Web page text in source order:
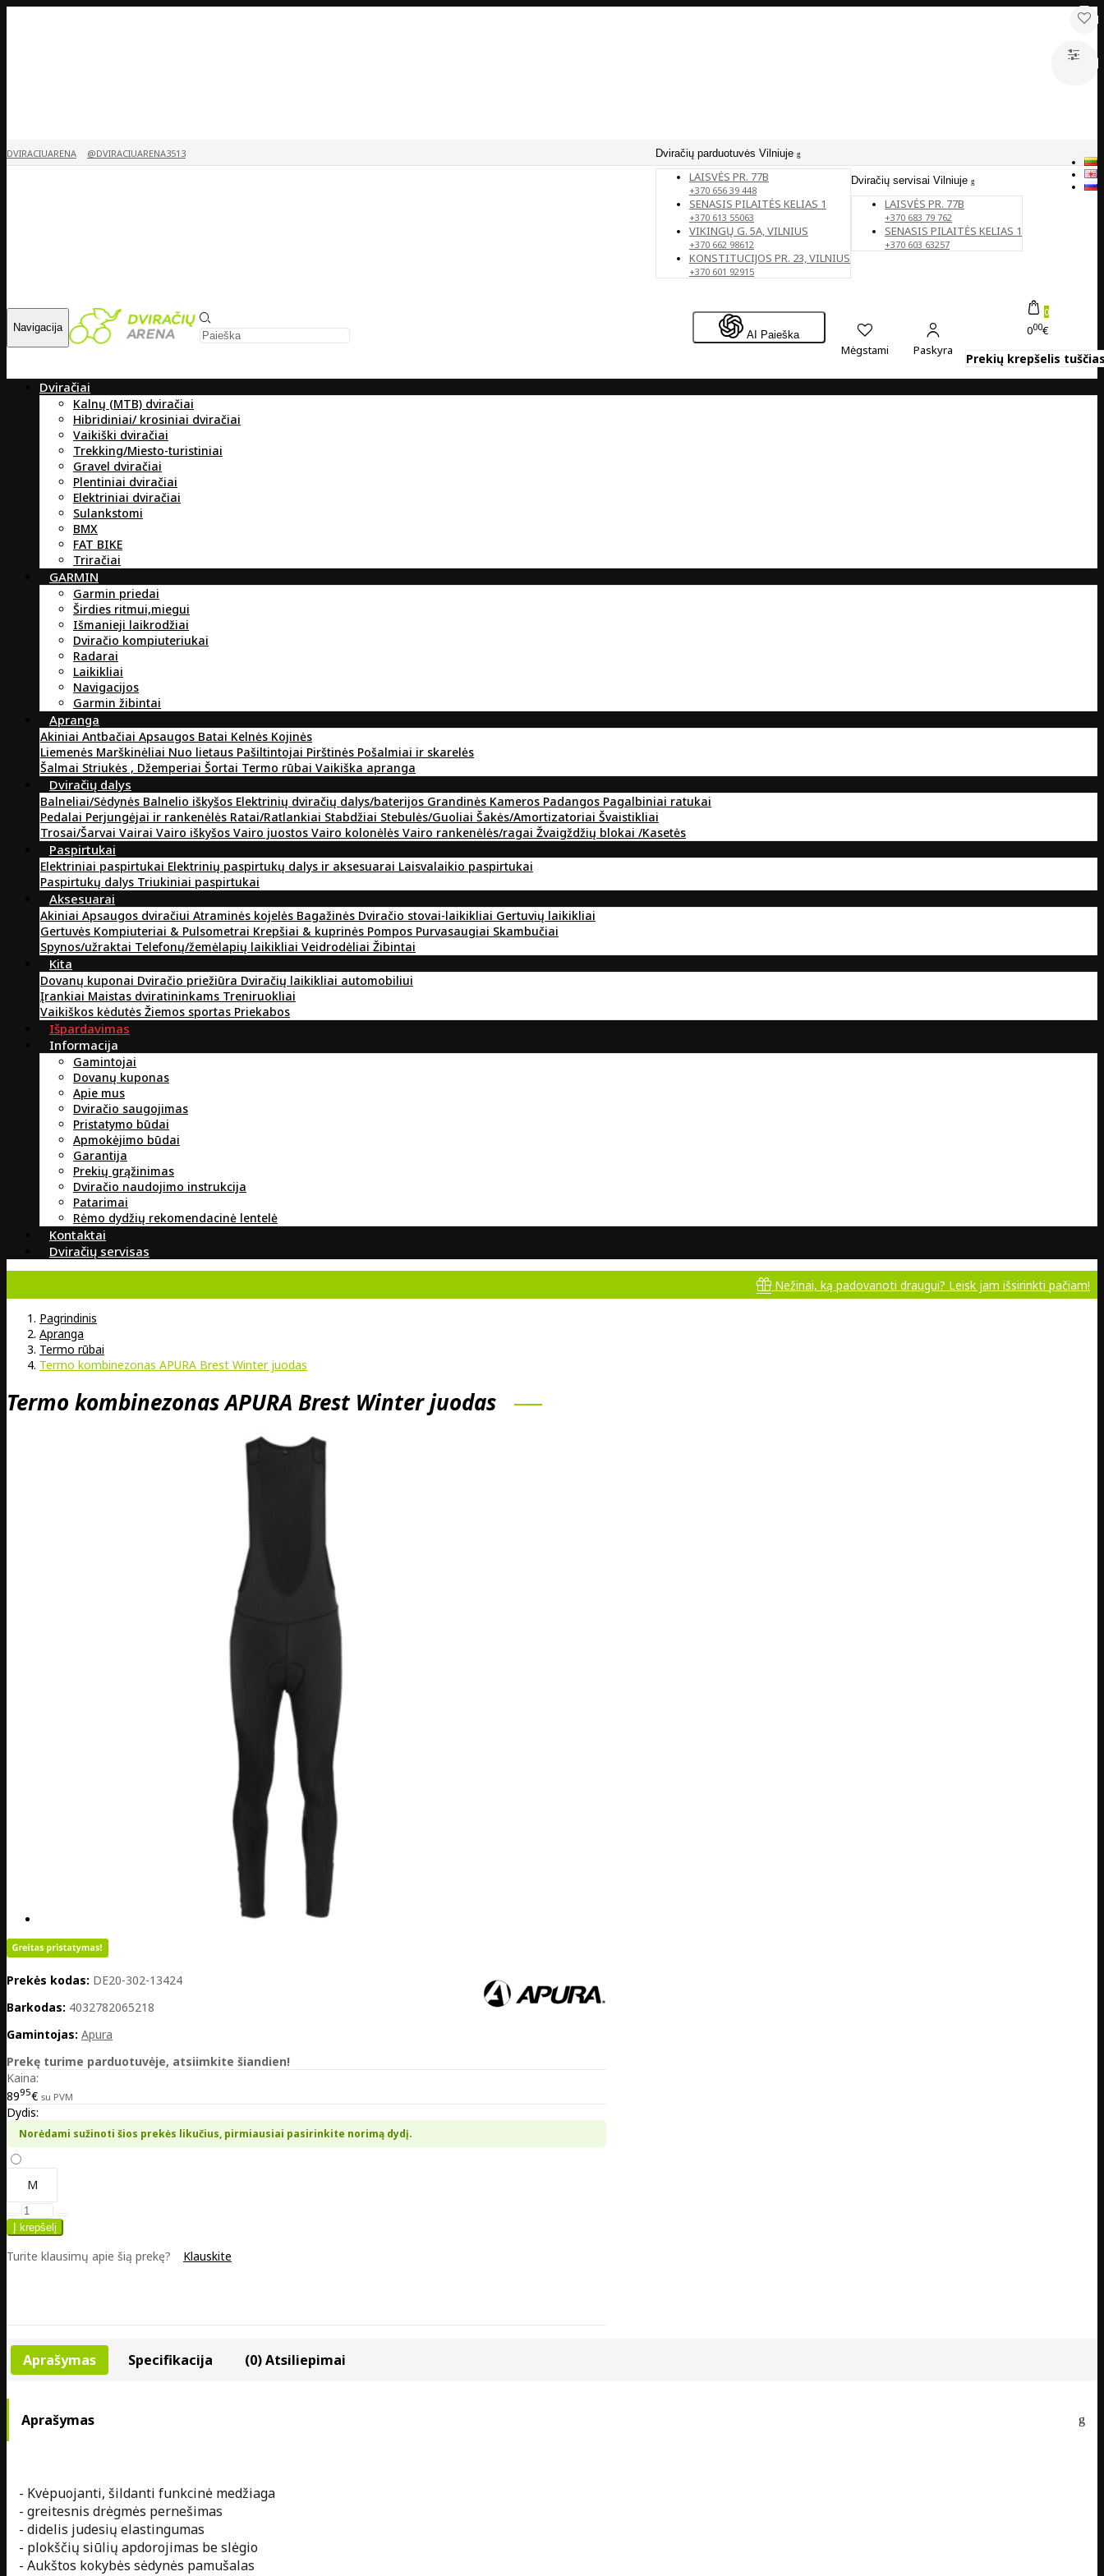
Dviračių parduotuvės Vilniuje
LAISVĖS PR. 77B
+370 656 39 448
SENASIS PILAITĖS KELIAS 1
+370 613 55063
VIKINGŲ G. 5A, VILNIUS
+370 662 98612
KONSTITUCIJOS PR. 23, VILNIUS
+370 601 92915
Dviračių servisai Vilniuje
LAISVĖS PR. 77B
+370 683 79 762
SENASIS PILAITĖS KELIAS 1
+370 603 63257
DVIRACIUARENA @DVIRACIUARENA3513
Navigacija
AI Paieška
Mėgstami Paskyra
0
000€
Prekių krepšelis
Dviračiai
Kalnų (MTB) dviračiai
Hibridiniai/ krosiniai dviračiai
Vaikiški dviračiai
Trekking/Miesto-turistiniai
Gravel dviračiai
Plentiniai dviračiai
Elektriniai dviračiai
Sulankstomi
BMX
FAT BIKE
Triračiai
GARMIN
Garmin priedai
Širdies ritmui,miegui
Išmanieji laikrodžiai
Dviračio kompiuteriukai
Radarai
Laikikliai
Navigacijos
Garmin žibintai
Apranga
Akiniai Antbačiai Apsaugos Batai Kelnės Kojinės
Liemenės Marškinėliai Nuo lietaus Pašiltintojai Pirštinės Pošalmiai ir skarelės
Šalmai Striukės , Džemperiai Šortai Termo rūbai Vaikiška apranga
Dviračių dalys
Balneliai/Sėdynės Balnelio iškyšos Elektrinių dviračių dalys/baterijos Grandinės Kameros Padangos Pagalbiniai ratukai
Pedalai Perjungėjai ir rankenėlės Ratai/Ratlankiai Stabdžiai Stebulės/Guoliai Šakės/Amortizatoriai Švaistikliai
Trosai/Šarvai Vairai Vairo iškyšos Vairo juostos Vairo kolonėlės Vairo rankenėlės/ragai Žvaigždžių blokai /Kasetės
Paspirtukai
Elektriniai paspirtukai Elektrinių paspirtukų dalys ir aksesuarai Laisvalaikio paspirtukai
Paspirtukų dalys Triukiniai paspirtukai
Aksesuarai
Akiniai Apsaugos dviračiui Atraminės kojelės Bagažinės Dviračio stovai-laikikliai Gertuvių laikikliai
Gertuvės Kompiuteriai & Pulsometrai Krepšiai & kuprinės Pompos Purvasaugiai Skambučiai
Spynos/užraktai Telefonų/žemėlapių laikikliai Veidrodėliai Žibintai
Kita
Dovanų kuponai Dviračio priežiūra Dviračių laikikliai automobiliui
Įrankiai Maistas dviratininkams Treniruokliai
Vaikiškos kėdutės Žiemos sportas Priekabos
Išpardavimas
Informacija
Gamintojai
Dovanų kuponas
Apie mus
Dviračio saugojimas
Pristatymo būdai
Apmokėjimo būdai
Garantija
Prekių grąžinimas
Dviračio naudojimo instrukcija
Patarimai
Rėmo dydžių rekomendacinė lentelė
Kontaktai
Dviračių servisas
Nežinai, ką padovanoti draugui? Leisk jam išsirinkti pačiam!
Pagrindinis
Apranga
Termo rūbai
Termo kombinezonas APURA Brest Winter juodas
Termo kombinezonas APURA Brest Winter juodas
Prekės kodas: DE20-302-13424
Barkodas: 4032782065218
Gamintojas: Apura
Prekę turime parduotuvėje, atsiimkite šiandien!
Kaina:
8995€ su PVM
Dydis:
Norėdami sužinoti šios prekės likučius, pirmiausiai pasirinkite norimą dydį.
M
Turite klausimų apie šią prekę? Klauskite
Aprašymas Specifikacija (0) Atsiliepimai
Aprašymas
- Kvėpuojanti, šildanti funkcinė medžiaga
- greitesnis drėgmės pernešimas
- didelis judesių elastingumas
- plokščių siūlių apdorojimas be slėgio
- Aukštos kokybės sėdynės pamušalas